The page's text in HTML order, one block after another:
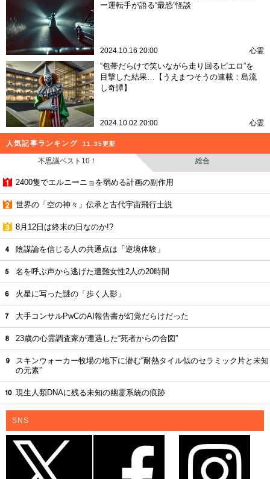
ー運転手が語る“最恐”怪談
2024.10.16 20:00 心霊
“包帯だらけで笑いながら走り回るピエロ”を
目撃した結果…【うえまつそうの連載：島流
し奇譚】
2024.10.02 20:00 心霊
人気記事ランキング 11:35更新
不思議ベスト10！ 総合
2400隻でエルニーニョを弱める計画の副作用
世界の「空の神々」伝承と古代宇宙飛行士説
8月12日は終末の日なのか!?
陰謀論を信じる人の共通点は「逆境体験」
名を呼ぶ声から逃げた遭難女性2人の20時間
火星に写った謎の「歩く人影」
大手コンサルPwCのAI報告書が幻覚だらけだった
23歳の心霊調査家が遭遇した“死者からの合図”
スキンウォーカー牧場の地下に潜む“耐熱タイル似のセラミック片と未知
の元素”
現生人類DNAに残る未知の幽霊系統の痕跡
SNS